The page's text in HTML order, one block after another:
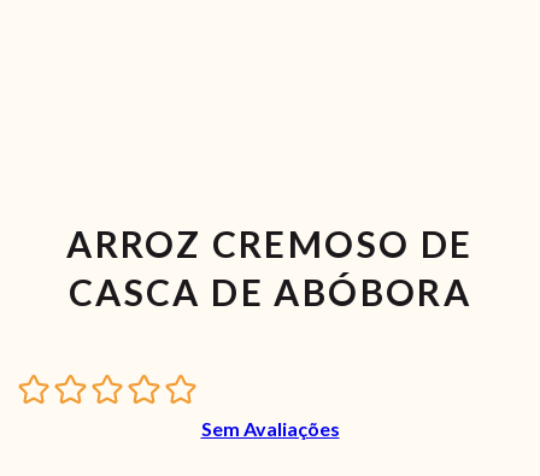
ARROZ CREMOSO DE
CASCA DE ABÓBORA
Sem Avaliações